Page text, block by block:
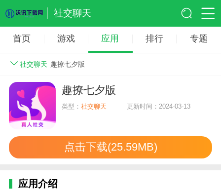
社交聊天
首页 游戏 应用 排行 专题
社交聊天 趣撩七夕版
趣撩七夕版
类型：社交聊天 更新时间：2024-03-13
点击下载(25.59MB)
应用介绍